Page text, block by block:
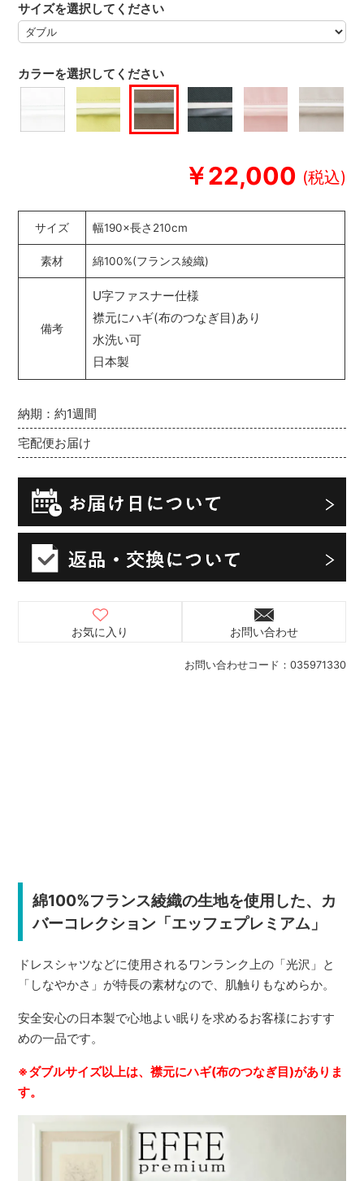
￥22,000
お問い合わせコード： 035971330
納期：約1週間
宅配便お届け
カラーを選択してください
サイズを選択してください
お気に入り お問い合わせ
綿100%フランス綾織の生地を使用した、カ
バーコレクション「エッフェプレミアム」
ドレスシャツなどに使用されるワンランク上の「光沢」と
「しなやかさ」が特長の素材なので、肌触りもなめらか。
安全安心の日本製で心地よい眠りを求めるお客様におすす
めの一品です。
※ダブルサイズ以上は、襟元にハギ(布のつなぎ目)がありま
す。
サイズ 幅190×長さ210cm
素材 綿100%(フランス綾織)
備考
U字ファスナー仕様
襟元にハギ(布のつなぎ目)あり
水洗い可
日本製